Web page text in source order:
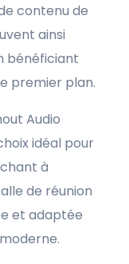
contenu de
ainsi
bénéficiant
premier plan.
Audio
idéal pour
à
de réunion
et adaptée